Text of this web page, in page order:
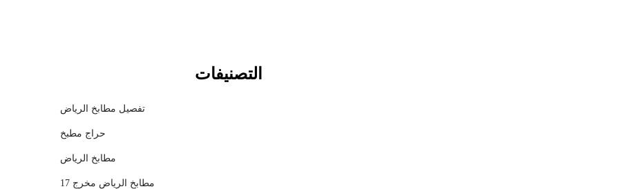
التصنيفات
تفصيل مطابخ الرياض
حراج مطبخ
مطابخ الرياض
مطابخ الرياض مخرج 17